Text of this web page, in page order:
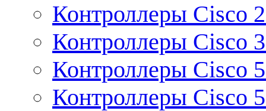
Контроллеры Cisco
Контроллеры Cisco
Контроллеры Cisco
Контроллеры Cisco